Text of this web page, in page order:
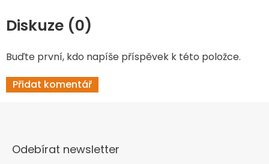
Diskuze (0)
Buďte první, kdo napíše příspěvek k této položce.
Přidat komentář
Odebírat newsletter